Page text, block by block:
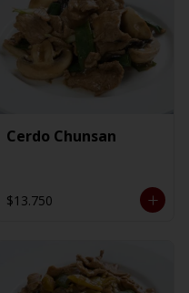
Cerdo Chunsan
$13.750